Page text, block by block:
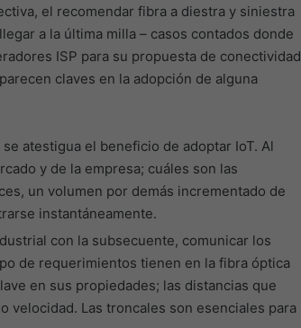
el recomendar fibra a diestra y siniestra
a la última milla – casos contados donde
ISP para su propuesta de conectividad
claves en la adopción de alguna
atestigua el beneficio de adoptar IoT. Al
y de la empresa; cuáles son las
un volumen por demás incrementado de
instantáneamente.
con la subsecuente, comunicar los
de requerimientos tienen en la fibra óptica
en sus propiedades; las distancias que
velocidad. Las troncales son esenciales para